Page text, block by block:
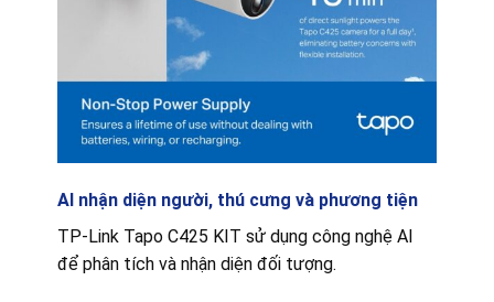
AI nhận diện người, thú cưng và phương tiện
TP-Link Tapo C425 KIT sử dụng công nghệ AI
để phân tích và nhận diện đối tượng.